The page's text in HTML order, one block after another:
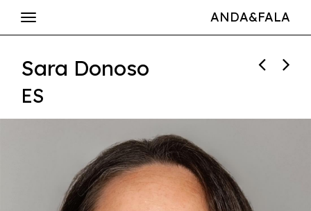
ANDA&FALA
Sara Donoso
ES